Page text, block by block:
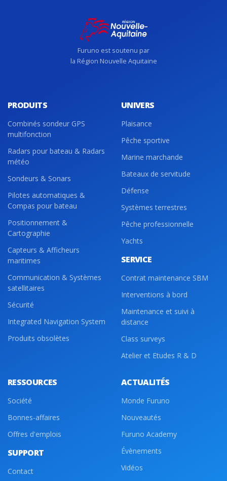
Furuno est soutenu par
la Région Nouvelle Aquitaine
PRODUITS
Combinés sondeur GPS
multifonction
Radars pour bateau & Radars
météo
Sondeurs & Sonars
Pilotes automatiques &
Compas pour bateau
Positionnement &
Cartographie
Capteurs & Afficheurs
maritimes
Communication & Systèmes
satellitaires
Sécurité
Integrated Navigation System
Produits obsolètes
UNIVERS
Plaisance
Pêche sportive
Marine marchande
Bateaux de servitude
Défense
Systèmes terrestres
Pêche professionnelle
Yachts
SERVICE
Contrat maintenance SBM
Interventions à bord
Maintenance et suivi à
distance
Class surveys
Atelier et Etudes R & D
RESSOURCES
Société
Bonnes-affaires
Offres d'emplois
SUPPORT
Contact
ACTUALITÉS
Monde Furuno
Nouveautés
Furuno Academy
Évènements
Vidéos